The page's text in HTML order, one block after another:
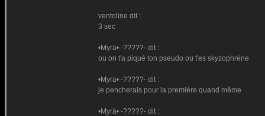
ventoline dit :
3 sec
•Myrä• -?????- dit :
ou on t'a piqué ton pseudo ou t'es skyzophrène
•Myrä• -?????- dit :
je pencherais pour la première quand même
•Myrä• -?????- dit :